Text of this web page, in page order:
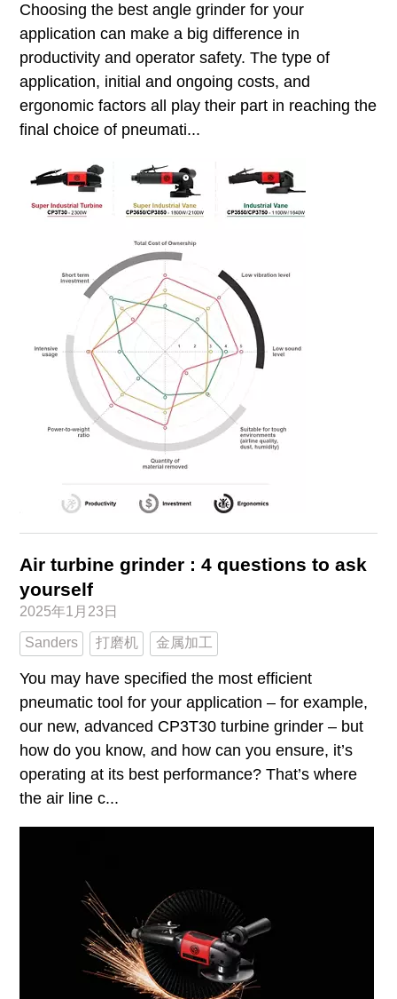
Choosing the best angle grinder for your
application can make a big difference in
productivity and operator safety. The type of
application, initial and ongoing costs, and
ergonomic factors all play their part in reaching the
final choice of pneumati...
Air turbine grinder : 4 questions to ask
yourself
2025年1月23日
Sanders 打磨机 金属加工
You may have specified the most efficient
pneumatic tool for your application – for example,
our new, advanced ​​CP3T30 turbine grinder – but
how do you know, and how can you ensure, it’s
operating at its best performance? That’s where
the air line c...